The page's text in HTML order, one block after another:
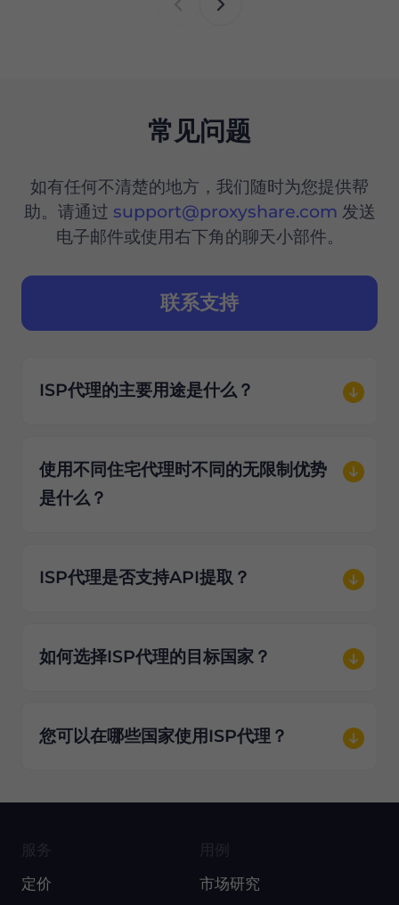
常见问题
如有任何不清楚的地方，我们随时为您提供帮
助。请通过 support@proxyshare.com 发送
电子邮件或使用右下角的聊天小部件。
联系支持
ISP代理的主要用途是什么？
使用不同住宅代理时不同的无限制优势
是什么？
ISP代理是否支持API提取？
如何选择ISP代理的目标国家？
您可以在哪些国家使用ISP代理？
服务
定价
用例
市场研究